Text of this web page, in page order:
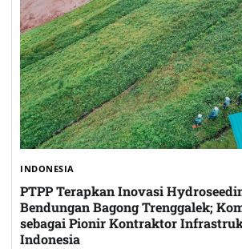
INDONESIA
PTPP Terapkan Inovasi
Bendungan Bagong Trenggalek;
sebagai Pionir Kontraktor
Indonesia